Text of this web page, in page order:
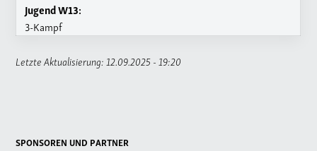
Jugend W13:
3-Kampf
Letzte Aktualisierung: 12.09.2025 - 19:20
SPONSOREN UND PARTNER